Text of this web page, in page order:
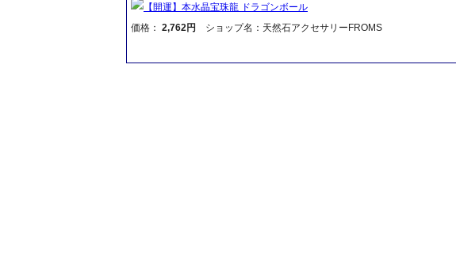
【開運】本水晶宝珠龍 ドラゴンボール
価格： 2,762円 ショップ名：天然石アクセサリーFROMS